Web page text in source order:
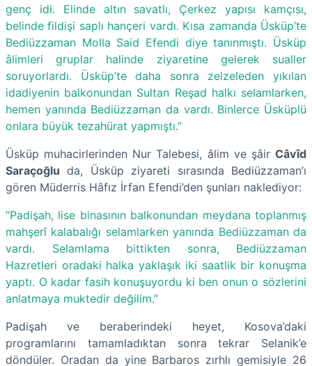
genç idi. Elinde altın savatlı, Çerkez yapısı kamçısı,
belinde fildişi saplı hançeri vardı. Kısa zamanda Üsküp’te
Bediüzzaman Molla Said Efendi diye tanınmıştı. Üsküp
âlimleri gruplar halinde ziyaretine gelerek sualler
soruyorlardı. Üsküp’te daha sonra zelzeleden yıkılan
idadiyenin balkonundan Sultan Reşad halkı selamlarken,
hemen yanında Bediüzzaman da vardı. Binlerce Üsküplü
onlara büyük tezahürat yapmıştı.”
Üsküp muhacirlerinden Nur Talebesi, âlim ve şâir Câvîd
Saraçoğlu da, Üsküp ziyareti sırasında Bediüzzaman’ı
gören Müderris Hâfız İrfan Efendi’den şunları naklediyor:
“Padişah, lise binasının balkonundan meydana toplanmış
mahşerî kalabalığı selamlarken yanında Bediüzzaman da
vardı. Selamlama bittikten sonra, Bediüzzaman
Hazretleri oradaki halka yaklaşık iki saatlik bir konuşma
yaptı. O kadar fasih konuşuyordu ki ben onun o sözlerini
anlatmaya muktedir değilim.”
Padişah ve beraberindeki heyet, Kosova’daki
programlarını tamamladıktan sonra tekrar Selanik’e
döndüler. Oradan da yine Barbaros zırhlı gemisiyle 26